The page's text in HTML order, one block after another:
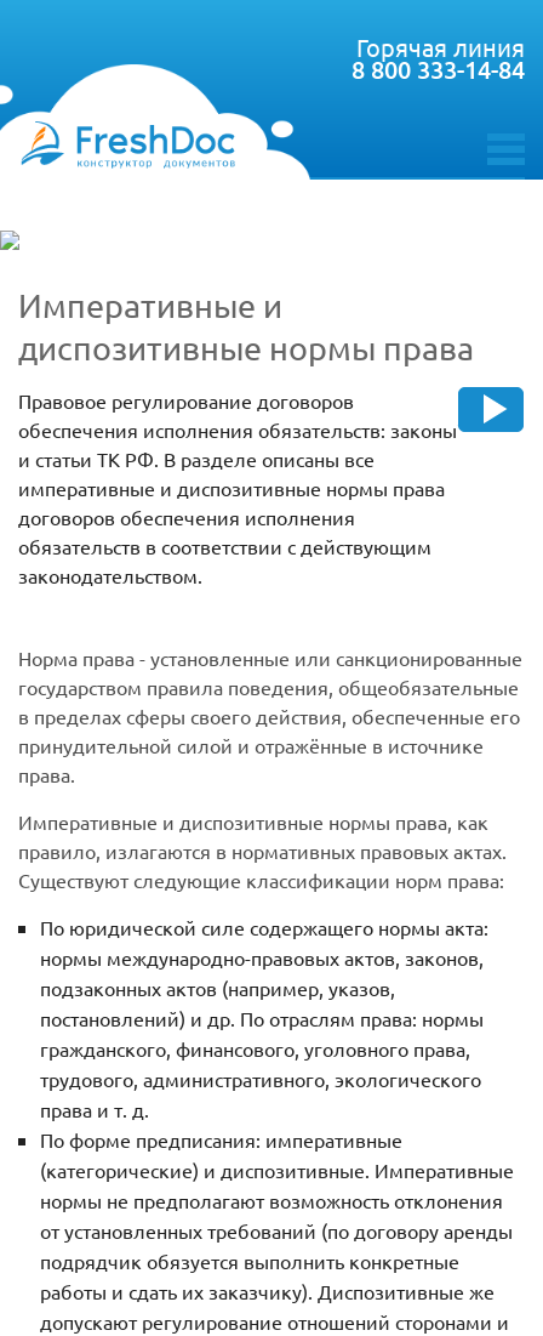
toggle
Горячая линия
8 800 333-14-84
Императивные и
диспозитивные нормы права
Правовое регулирование договоров
обеспечения исполнения обязательств: законы
и статьи ТК РФ. В разделе описаны все
императивные и диспозитивные нормы права
договоров обеспечения исполнения
обязательств в соответствии с действующим
законодательством.
Норма права - установленные или санкционированные
государством правила поведения, общеобязательные
в пределах сферы своего действия, обеспеченные его
принудительной силой и отражённые в источнике
права.
Императивные и диспозитивные нормы права, как
правило, излагаются в нормативных правовых актах.
Существуют следующие классификации норм права:
По юридической силе содержащего нормы акта:
нормы международно-правовых актов, законов,
подзаконных актов (например, указов,
постановлений) и др. По отраслям права: нормы
гражданского, финансового, уголовного права,
трудового, административного, экологического
права и т. д.
По форме предписания: императивные
(категорические) и диспозитивные. Императивные
нормы не предполагают возможность отклонения
от установленных требований (по договору аренды
подрядчик обязуется выполнить конкретные
работы и сдать их заказчику). Диспозитивные же
допускают регулирование отношений сторонами и